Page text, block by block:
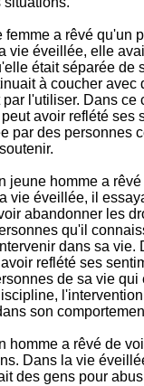
femme a rêvé qu'un
vie éveillée, elle
était séparée de
à coucher avec
l'utiliser. Dans ce
avoir reflété ses
par des personnes
jeune homme a
vie éveillée, il
abandonner les
qu'il
dans sa vie.
reflété ses
de sa vie qui
son
homme a rêvé de
Dans la vie
des gens pour